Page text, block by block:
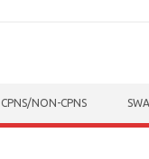
CPNS/NON-CPNS